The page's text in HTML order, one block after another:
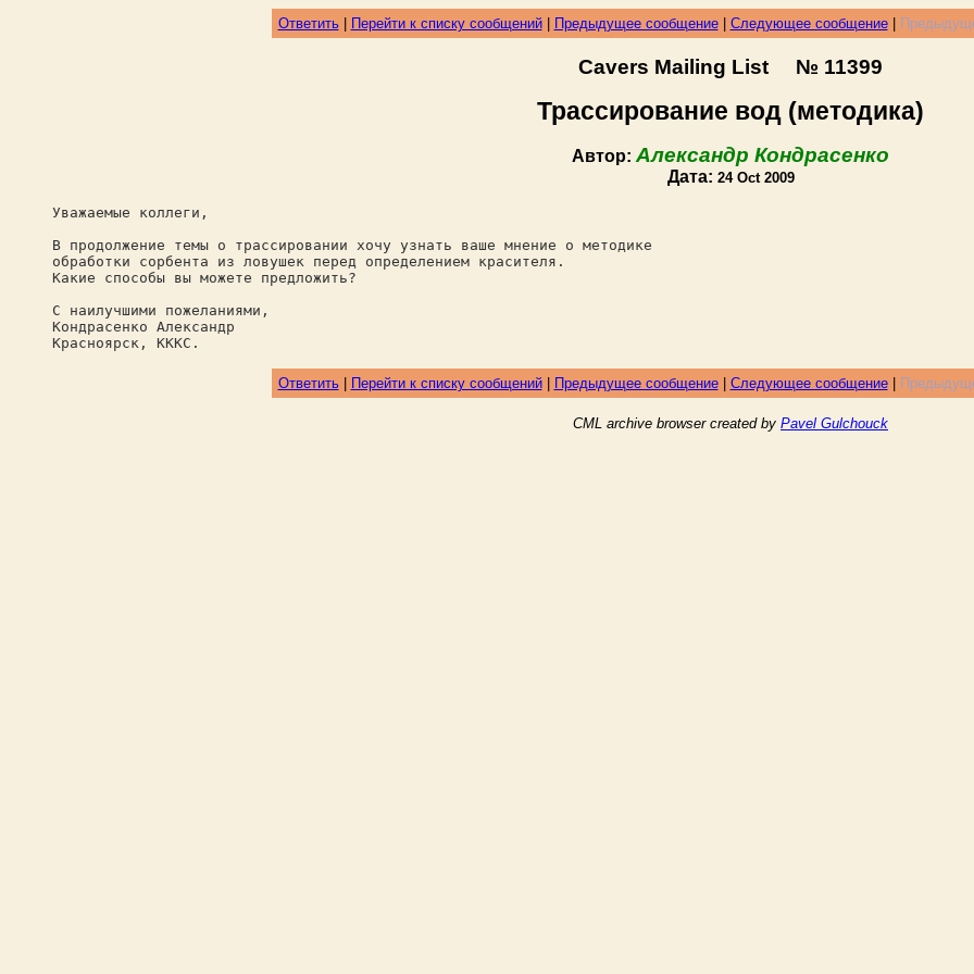
Ответить| Перейти к списку сообщений| Предыдущее сообщение| Следующее сообщение|
Cavers Mailing List № 11399
Трассирование вод (методика)
Автор: Александр Кондрасенко
Дата: 24 Oct 2009
Уважаемые коллеги,
В продолжение темы о трассировании хочу узнать ваше мнение о методике
обработки сорбента из ловушек перед определением красителя.
Какие способы вы можете предложить?
С наилучшими пожеланиями,
Кондрасенко Александр
Красноярск, КККС.
Ответить| Перейти к списку сообщений| Предыдущее сообщение| Следующее сообщение|
CML archive browser created by Pavel Gulchouck